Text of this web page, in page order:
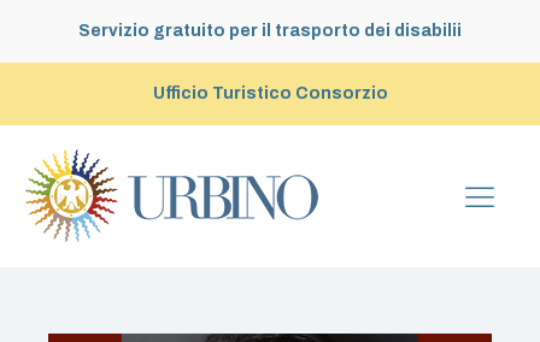
Servizio gratuito per il trasporto dei disabilii
Ufficio Turistico Consorzio